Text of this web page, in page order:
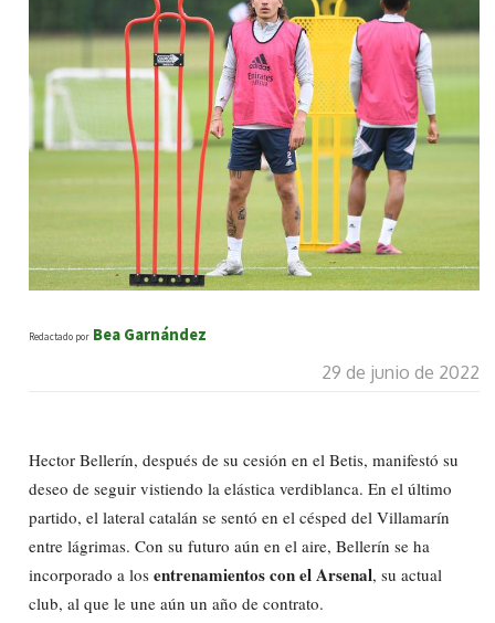
Redactado por Bea Garnández
29 de junio de 2022
Hector Bellerín, después de su cesión en el Betis, manifestó su
deseo de seguir vistiendo la elástica verdiblanca. En el último
partido, el lateral catalán se sentó en el césped del Villamarín
entre lágrimas. Con su futuro aún en el aire, Bellerín se ha
incorporado a los entrenamientos con el Arsenal, su actual
club, al que le une aún un año de contrato.